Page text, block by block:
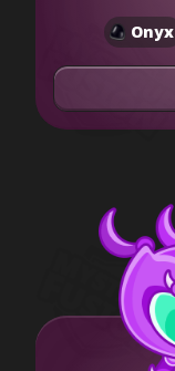
Onyx